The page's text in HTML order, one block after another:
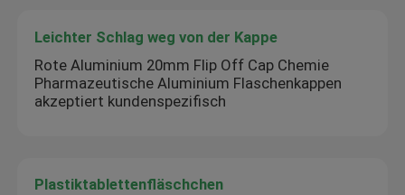
Leichter Schlag weg von der Kappe
Rote Aluminium 20mm Flip Off Cap Chemie
Pharmazeutische Aluminium Flaschenkappen
akzeptiert kundenspezifisch
Plastiktablettenfläschchen